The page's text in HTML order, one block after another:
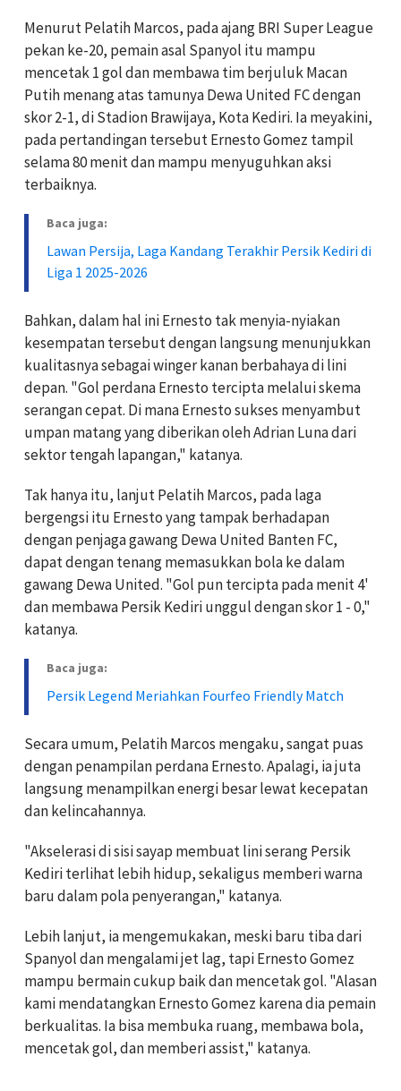
Menurut Pelatih Marcos, padaajang BRI Super League
pekan ke-20, pemain asal Spanyol itu mampu
mencetak 1 gol dan membawa tim berjuluk Macan
Putih menang atas tamunya Dewa United FC dengan
skor 2-1, di Stadion Brawijaya, Kota Kediri. Ia meyakini,
pada pertandingan tersebut Ernesto Gomez tampil
selama 80 menit dan mampu menyuguhkan aksi
terbaiknya.
Baca juga:
Lawan Persija, Laga Kandang Terakhir Persik Kediri di
Liga 1 2025-2026
Bahkan, dalam hal ini Ernesto tak menyia-nyiakan
kesempatan tersebut dengan langsung menunjukkan
kualitasnya sebagai winger kanan berbahaya di lini
depan. "Gol perdana Ernesto tercipta melalui skema
serangan cepat. Di mana Ernesto sukses menyambut
umpan matang yang diberikan oleh Adrian Luna dari
sektor tengah lapangan," katanya.
Tak hanya itu, lanjut Pelatih Marcos, pada laga
bergengsi itu Ernesto yang tampak berhadapan
dengan penjaga gawang Dewa United Banten FC,
dapat dengan tenang memasukkan bola ke dalam
gawang Dewa United. "Gol pun tercipta pada menit 4'
dan membawa Persik Kediri unggul dengan skor 1 - 0,"
katanya.
Baca juga:
Persik Legend Meriahkan Fourfeo Friendly Match
Secara umum, Pelatih Marcos mengaku,sangat puas
dengan penampilan perdana Ernesto. Apalagi, ia juta
langsung menampilkan energi besar lewat kecepatan
dan kelincahannya.
"Akselerasi di sisi sayap membuat lini serang Persik
Kediri terlihat lebih hidup, sekaligus memberi warna
baru dalam pola penyerangan," katanya.
Lebih lanjut, ia mengemukakan, meski baru tiba dari
Spanyol dan mengalami jet lag, tapi Ernesto Gomez
mampu bermain cukup baik dan mencetak gol. "Alasan
kami mendatangkan Ernesto Gomez karena dia pemain
berkualitas. Ia bisa membuka ruang, membawa bola,
mencetak gol, dan memberi assist," katanya.